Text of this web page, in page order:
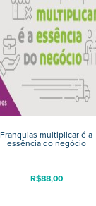
Franquias multiplicar é a
essência do negócio
R$88,00